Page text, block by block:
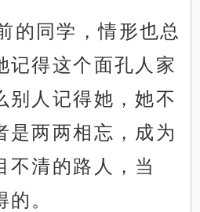
的同学，情形也总
记得这个面孔人家
别人记得她，她不
是两两相忘，成为
不清的路人，当
。